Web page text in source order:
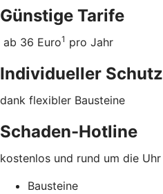
Günstige Tarife
ab 36 Euro1 pro Jahr
Individueller Schutz
dank flexibler Bausteine
Schaden-Hotline
kostenlos und rund um die Uhr
Bausteine